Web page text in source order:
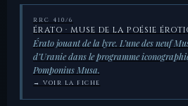
RRC 410/6
ÉRATO · MUSE DE LA POÉSIE
Érato jouant de la lyre. L’une des neuf
d’Uranie dans le programme
Pomponius Musa.
→ VOIR LA FICHE